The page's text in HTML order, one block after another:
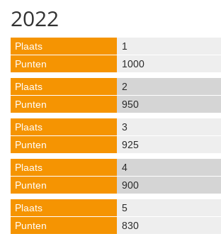
2022
1
1000
2
950
3
925
4
900
5
830